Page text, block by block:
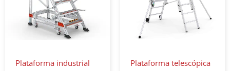
Plataforma industrial
Plataforma telescópica